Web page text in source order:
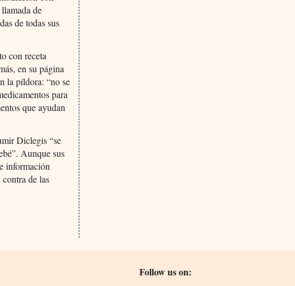
de
de todas sus
con receta
en su página
la píldora: “no se
para
que ayudan
Diclegis “se
Aunque sus
información
de las
Follow us on: